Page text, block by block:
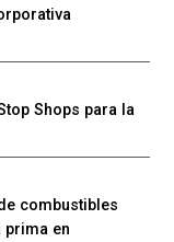
Shops para la
combustibles
prima en